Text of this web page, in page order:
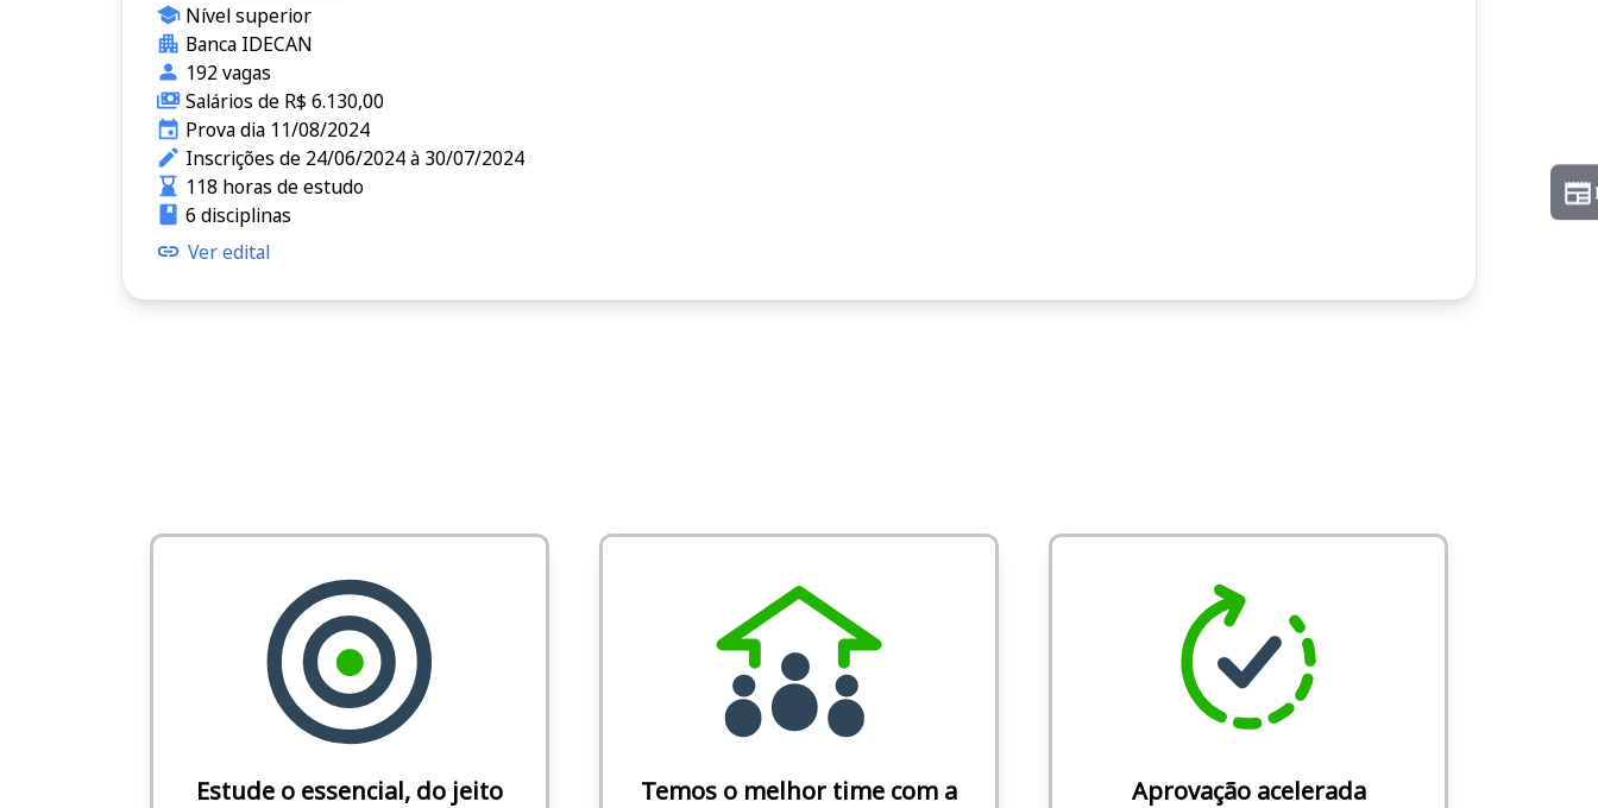
Nível superior
Banca IDECAN
192 vagas
Salários de R$ 6.130,00
Prova dia 11/08/2024
Inscrições de 24/06/2024 à 30/07/2024
118 horas de estudo
6 disciplinas
Ver edital
Estude o essencial, do jeito
Temos o melhor time com a
Aprovação acelerada